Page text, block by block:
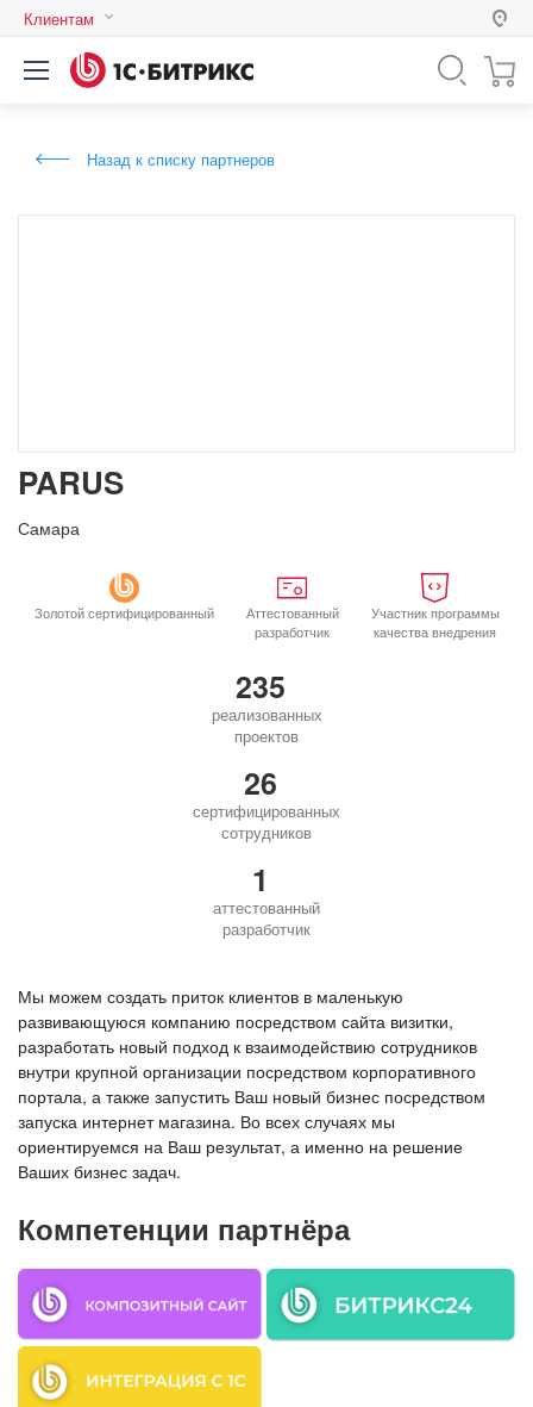
Клиентам
Россия
Назад к списку партнеров
PARUS
Самара
Золотой сертифицированный
Аттестованный
разработчик
Участник программы
качества внедрения
235
реализованных
проектов
26
сертифицированных
сотрудников
1
аттестованный
разработчик
Мы можем создать приток клиентов в маленькую
развивающуюся компанию посредством сайта визитки,
разработать новый подход к взаимодействию сотрудников
внутри крупной организации посредством корпоративного
портала, а также запустить Ваш новый бизнес посредством
запуска интернет магазина. Во всех случаях мы
ориентируемся на Ваш результат, а именно на решение
Ваших бизнес задач.
Компетенции партнёра